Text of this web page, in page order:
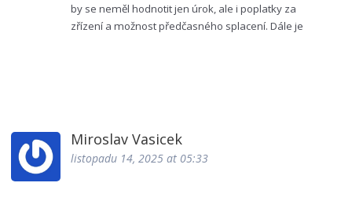
by se neměl hodnotit jen úrok, ale i poplatky za
zřízení a možnost předčasného splacení. Dále je
Miroslav Vasicek
listopadu 14, 2025 at 05:33